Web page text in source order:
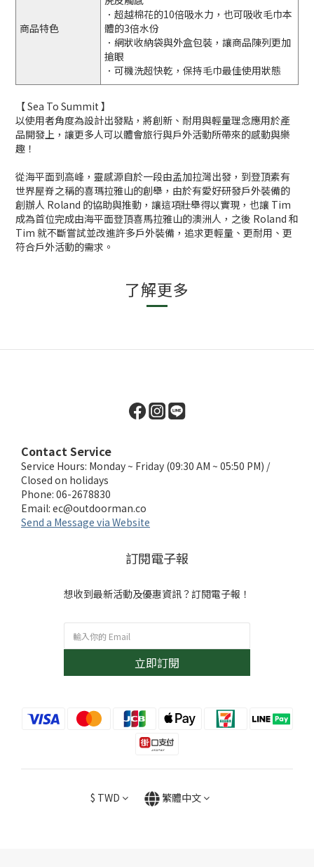
商品特色
．超越棉花的10倍吸水力，也可吸收毛巾本
體的3倍水份
．網狀收納袋與外盒包裝，讓商品陳列更加
搶眼
．可機洗超快乾，保持毛巾最佳使用狀態
【 Sea To Summit 】
以使用者角度為設計出發點，將創新、耐用與輕量理念應用於產
品開發上，讓更多人可以體會旅行與戶外活動所帶來的感動與樂
趣！
從海平面到高峰，靈感源自於一段由孟加拉灣出發，到登頂素有
世界屋脊之稱的喜瑪拉雅山的創舉，由於有愛好研發戶外裝備的
創辦人 Roland 的協助與推動，讓這項壯舉得以實現，也讓 Tim
成為首位完成由海平面登頂喜馬拉雅山的澳洲人，之後 Roland 和
Tim 就不斷嘗試並改進許多戶外裝備，追求更輕量、更耐用、更
符合戶外活動的需求。
了解更多
Contact Service
Service Hours: Monday ~ Friday (09:30 AM ~ 05:50 PM) /
Closed on holidays
Phone: 06-2678830
Email: ec@outdoorman.co
Send a Message via Website
訂閱電子報
想收到最新活動及優惠資訊？訂閱電子報！
立即訂閱
$ TWD 繁體中文